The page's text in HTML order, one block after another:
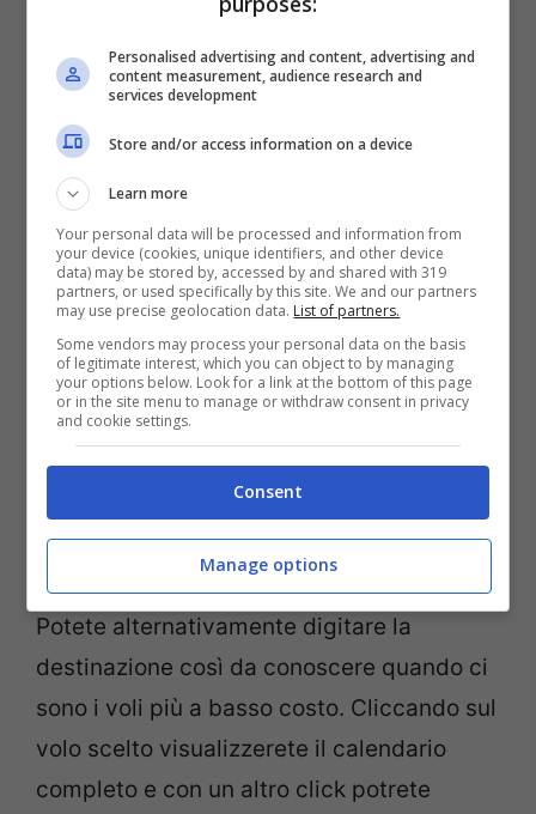
darà esattamente quello che volete.
Ovvero vi dirà quali sono i voli più scontati
e quando ci sono.
Dunque una volta che vi trovate sulla
home page di questa pagina inserite il
vostro aeroporto di partenza, inserite
‘ovunque’ nella casella di arrivo e scegliete
il vostro budget, ossia meno di 20 euro.
Con queste informazioni il sito vi suggerirà
quelli che sono i voli che rientrano in
questa fascia economica e la data di
partenza.
Potete alternativamente digitare la
destinazione così da conoscere quando ci
sono i voli più a basso costo. Cliccando sul
volo scelto visualizzerete il calendario
completo e con un altro click potrete
Personalised advertising and content, advertising and
content measurement, audience research and
services development
Store and/or access information on a device
Learn more
Your personal data will be processed and information from
your device (cookies, unique identifiers, and other device
data) may be stored by, accessed by and shared with 319
partners, or used specifically by this site. We and our partners
may use precise geolocation data. List of partners.
Some vendors may process your personal data on the basis
of legitimate interest, which you can object to by managing
your options below. Look for a link at the bottom of this page
or in the site menu to manage or withdraw consent in privacy
and cookie settings.
Consent
Manage options